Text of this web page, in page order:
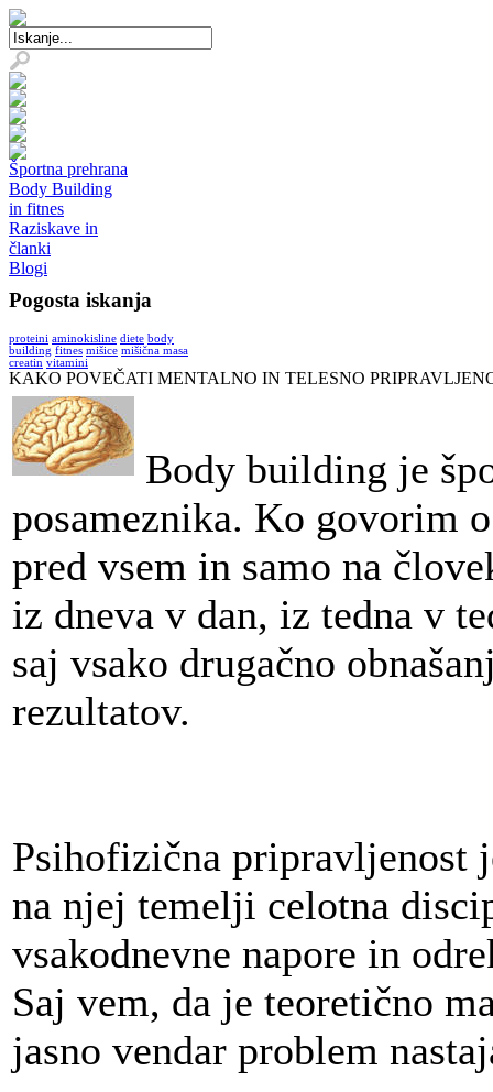
Športna prehrana
Body Building
in fitnes
Raziskave in
članki
Blogi
Pogosta iskanja
proteini aminokisline diete body
building fitnes mišice mišična masa
creatin vitamini
KAKO POVEČATI MENTALNO IN TELESNO
Body building je
posameznika. Ko govorim
pred vsem in samo na
iz dneva v dan, iz tedna v
saj vsako drugačno
rezultatov.
Psihofizična pripravljenost
na njej temelji celotna
vsakodnevne napore in
Saj vem, da je teoretično
jasno vendar problem